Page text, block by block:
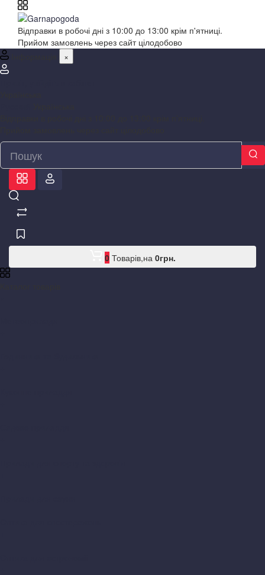
Відправки в робочі дні з 10:00 до 13:00 крім п'ятниці.
Прийом замовлень через сайт цілодобово
×
0 Товарів,на 0грн.